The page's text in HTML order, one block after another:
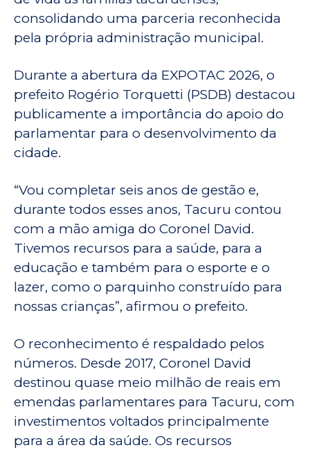
consolidando uma parceria reconhecida
pela própria administração municipal.
Durante a abertura da EXPOTAC 2026, o
prefeito Rogério Torquetti (PSDB) destacou
publicamente a importância do apoio do
parlamentar para o desenvolvimento da
cidade.
“Vou completar seis anos de gestão e,
durante todos esses anos, Tacuru contou
com a mão amiga do Coronel David.
Tivemos recursos para a saúde, para a
educação e também para o esporte e o
lazer, como o parquinho construído para
nossas crianças”, afirmou o prefeito.
O reconhecimento é respaldado pelos
números. Desde 2017, Coronel David
destinou quase meio milhão de reais em
emendas parlamentares para Tacuru, com
investimentos voltados principalmente
para a área da saúde. Os recursos